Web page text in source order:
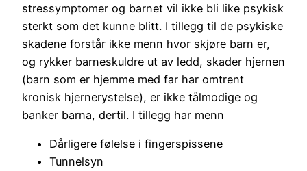
stressymptomer og barnet vil ikke bli like psykisk
sterkt som det kunne blitt. I tillegg til de psykiske
skadene forstår ikke menn hvor skjøre barn er,
og rykker barneskuldre ut av ledd, skader hjernen
(barn som er hjemme med far har omtrent
kronisk hjernerystelse), er ikke tålmodige og
banker barna, dertil. I tillegg har menn
Dårligere følelse i fingerspissene
Tunnelsyn